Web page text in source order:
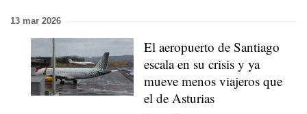
13 mar 2026
El aeropuerto de Santiago
escala en su crisis y ya
mueve menos viajeros que
el de Asturias